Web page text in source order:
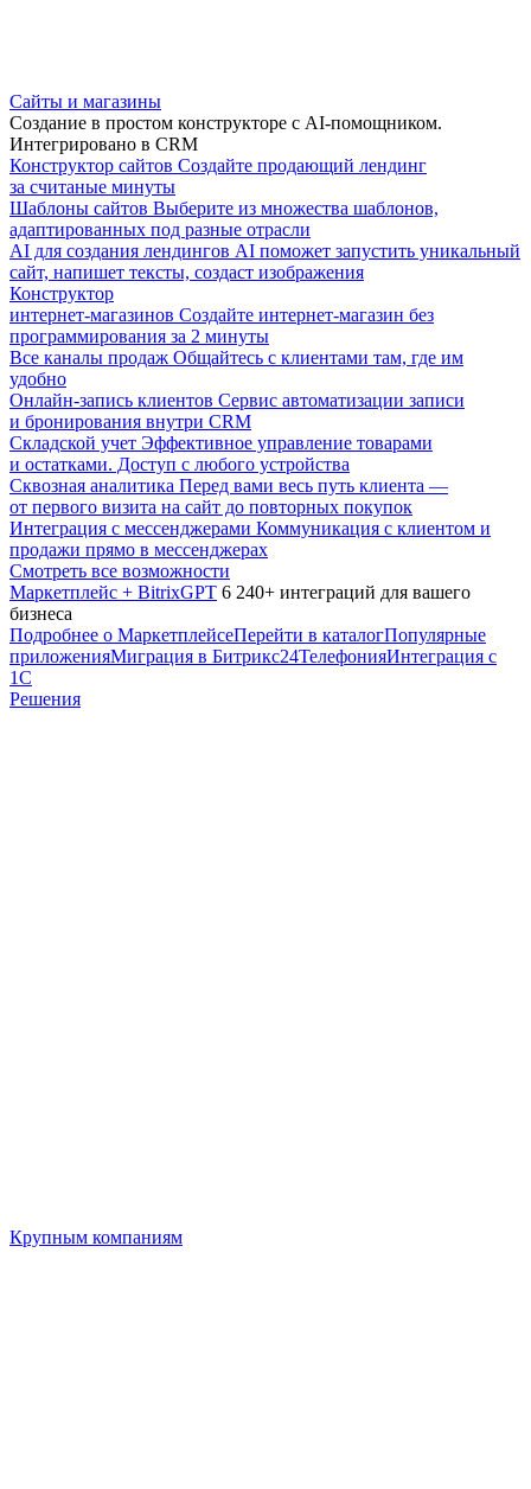
Сайты и магазины
Создание в простом конструкторе с AI-помощником.
Интегрировано в CRM
Конструктор сайтов Создайте продающий лендинг
за считаные минуты
Шаблоны сайтов Выберите из множества шаблонов,
адаптированных под разные отрасли
AI для создания лендингов AI поможет запустить уникальный
сайт, напишет тексты, создаст изображения
Конструктор
интернет-магазинов Создайте интернет-магазин без
программирования за 2 минуты
Все каналы продаж Общайтесь с клиентами там, где им
удобно
Онлайн-запись клиентов Сервис автоматизации записи
и бронирования внутри CRM
Складской учет Эффективное управление товарами
и остатками. Доступ с любого устройства
Сквозная аналитика Перед вами весь путь клиента —
от первого визита на сайт до повторных покупок
Интеграция с мессенджерами Коммуникация с клиентом и
продажи прямо в мессенджерах
Смотреть все возможности
Маркетплейс + BitrixGPT 6 240+ интеграций для вашего
бизнеса
Подробнее о МаркетплейсеПерейти в каталогПопулярные
приложенияМиграция в Битрикс24ТелефонияИнтеграция с
1С
Решения
Крупным компаниям